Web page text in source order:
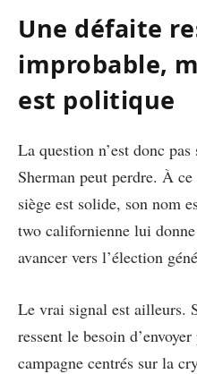
Une défaite
improbable,
est politique
La question n’est donc
Sherman peut perdre. À
siège est solide, son nom
two californienne lui
avancer vers l’élection
Le vrai signal est ailleurs.
ressent le besoin
campagne centrés sur la